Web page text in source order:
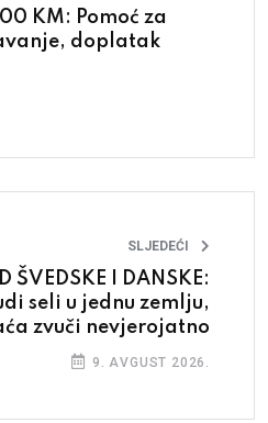
KM: Pomoć za
doplatak
SLJEDEĆI
ŠVEDSKE I DANSKE:
seli u jednu zemlju,
zvuči nevjerojatno
9. AVGUST 2026.